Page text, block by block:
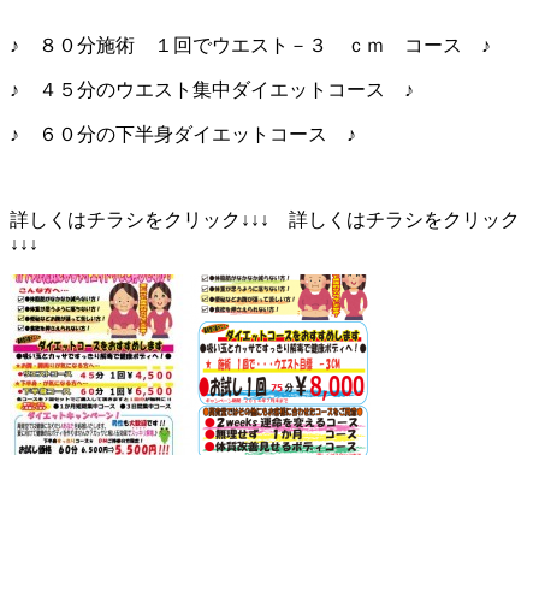
♪ ８０分施術 １回でウエスト－３ ｃｍ コース ♪
♪ ４５分のウエスト集中ダイエットコース ♪
♪ ６０分の下半身ダイエットコース ♪
詳しくはチラシをクリック↓↓↓ 詳しくはチラシをクリック
↓↓↓